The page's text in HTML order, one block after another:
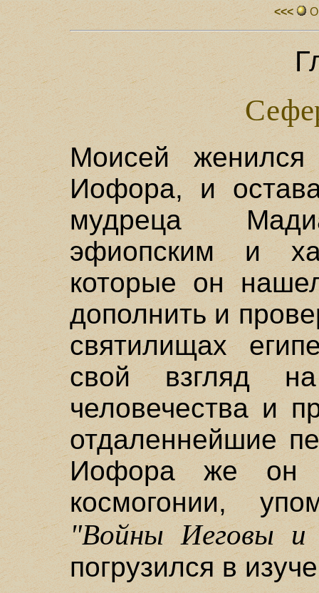
<<<
Моисей
Иофopa, и
мудреца
эфиопским и
которые он
дополнить и
святилищах
свой взгляд
человечества и
отдаленнейшие
Иoфopa же он
космогонии,
"Войны Иеговы и
погрузился в